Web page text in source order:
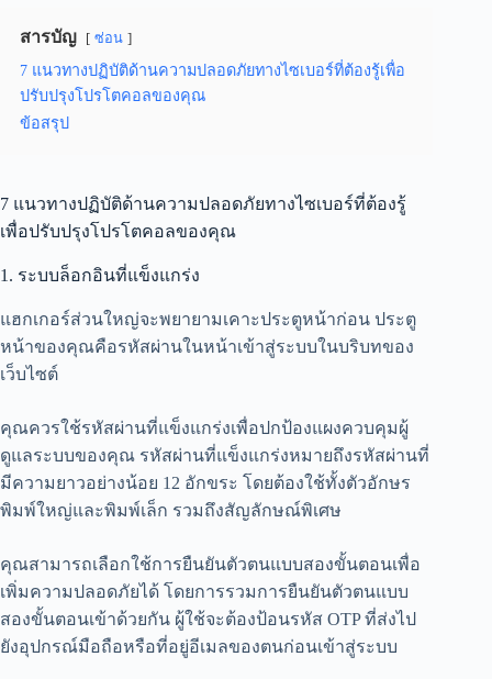
สารบัญ ซ่อน
7 แนวทางปฏิบัติด้านความปลอดภัยทางไซเบอร์ที่ต้องรู้เพื่อ
ปรับปรุงโปรโตคอลของคุณ
ข้อสรุป
7 แนวทางปฏิบัติด้านความปลอดภัยทางไซเบอร์ที่ต้องรู้
เพื่อปรับปรุงโปรโตคอลของคุณ
1. ระบบล็อกอินที่แข็งแกร่ง
แฮกเกอร์ส่วนใหญ่จะพยายามเคาะประตูหน้าก่อน ประตู
หน้าของคุณคือรหัสผ่านในหน้าเข้าสู่ระบบในบริบทของ
เว็บไซต์
คุณควรใช้รหัสผ่านที่แข็งแกร่งเพื่อปกป้องแผงควบคุมผู้
ดูแลระบบของคุณ รหัสผ่านที่แข็งแกร่งหมายถึงรหัสผ่านที่
มีความยาวอย่างน้อย 12 อักขระ โดยต้องใช้ทั้งตัวอักษร
พิมพ์ใหญ่และพิมพ์เล็ก รวมถึงสัญลักษณ์พิเศษ
คุณสามารถเลือกใช้การยืนยันตัวตนแบบสองขั้นตอนเพื่อ
เพิ่มความปลอดภัยได้ โดยการรวมการยืนยันตัวตนแบบ
สองขั้นตอนเข้าด้วยกัน ผู้ใช้จะต้องป้อนรหัส OTP ที่ส่งไป
ยังอุปกรณ์มือถือหรือที่อยู่อีเมลของตนก่อนเข้าสู่ระบบ